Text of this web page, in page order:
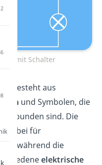
mit Schalter
besteht aus
Linien und Symbolen, die
verbunden sind. Die
dabei für
, während die
elektrische